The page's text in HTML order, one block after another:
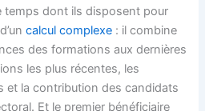
temps dont ils disposent pour
calcul complexe : il combine
des formations aux dernières
les plus récentes, les
et la contribution des candidats
Et le premier bénéficiaire